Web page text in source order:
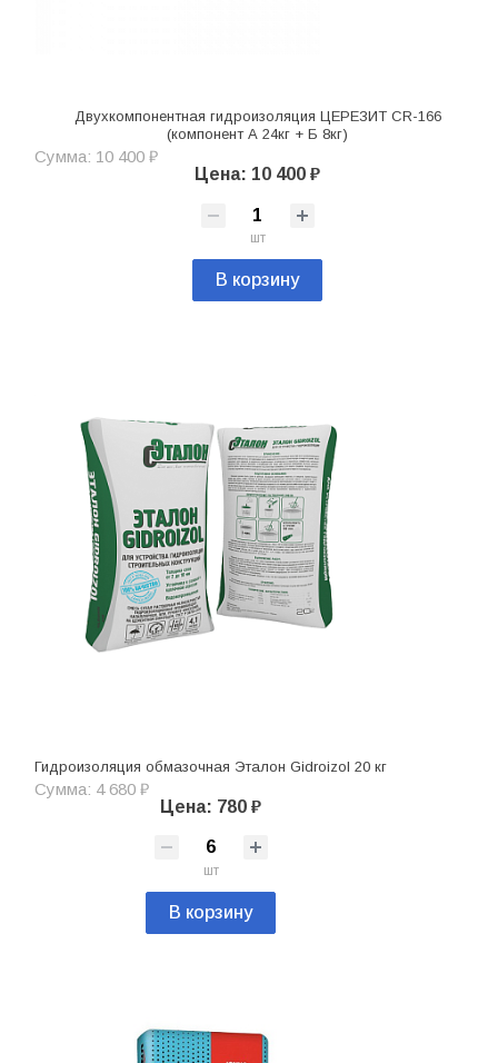
Двухкомпонентная гидроизоляция ЦЕРЕЗИТ CR-166
(компонент А 24кг + Б 8кг)
Сумма: 10 400 ₽
Цена: 10 400 ₽
шт
В корзину
Гидроизоляция обмазочная Эталон Gidroizol 20 кг
Сумма: 4 680 ₽
Цена: 780 ₽
шт
В корзину